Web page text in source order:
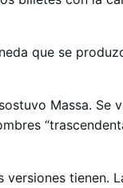
que se
Massa. Se
tienen.